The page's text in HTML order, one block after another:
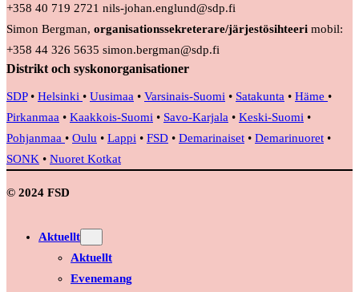
+358 40 719 2721 nils-johan.englund@sdp.fi
Simon Bergman, organisationssekreterare/järjestösihteeri mobil:
+358 44 326 5635 simon.bergman@sdp.fi
Distrikt och syskonorganisationer
SDP• Helsinki • Uusimaa • Varsinais-Suomi • Satakunta • Häme •
Pirkanmaa • Kaakkois-Suomi • Savo-Karjala • Keski-Suomi •
Pohjanmaa • Oulu • Lappi • FSD • Demarinaiset • Demarinuoret •
SONK • Nuoret Kotkat
© 2024 FSD
Aktuellt
Aktuellt
Evenemang